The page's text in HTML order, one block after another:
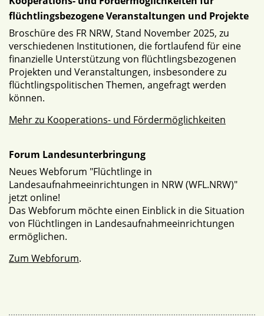
flüchtlingsbezogene Veranstaltungen und Projekte
Broschüre des FR NRW, Stand November 2025, zu
verschiedenen Institutionen, die fortlaufend für eine
finanzielle Unterstützung von flüchtlingsbezogenen
Projekten und Veranstaltungen, insbesondere zu
flüchtlingspolitischen Themen, angefragt werden
können.
Mehr zu Kooperations- und Fördermöglichkeiten
Forum Landesunterbringung
Neues Webforum "Flüchtlinge in
Landesaufnahmeeinrichtungen in NRW (WFL.NRW)"
jetzt online!
Das Webforum möchte einen Einblick in die Situation
von Flüchtlingen in Landesaufnahmeeinrichtungen
ermöglichen.
Zum Webforum.